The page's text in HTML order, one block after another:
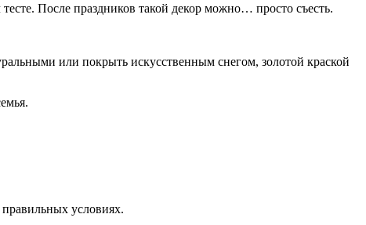
После праздников такой декор можно… просто съесть.
или покрыть искусственным снегом, золотой краской
условиях.